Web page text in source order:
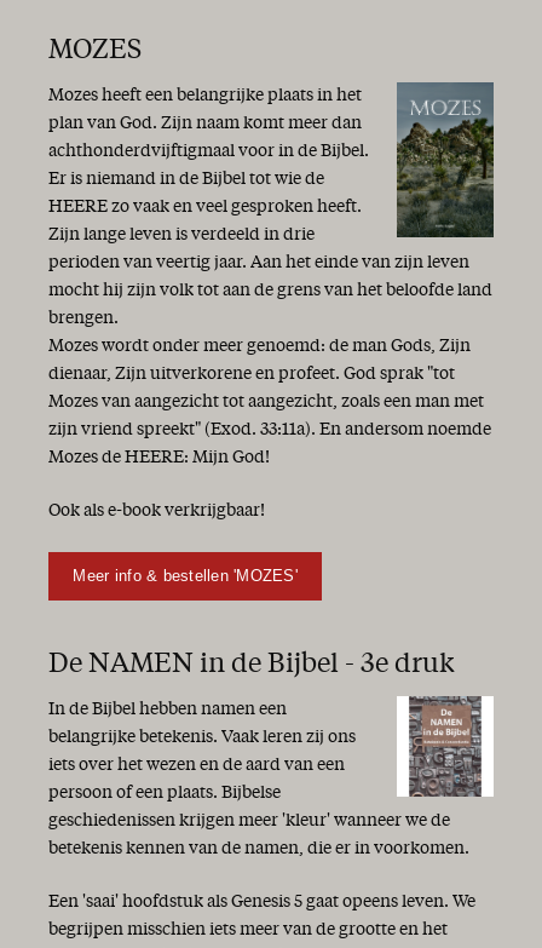
MOZES
Mozes heeft een belangrijke plaats in het
plan van God. Zijn naam komt meer dan
achthonderdvijftigmaal voor in de Bijbel.
Er is niemand in de Bijbel tot wie de
HEERE zo vaak en veel gesproken heeft.
Zijn lange leven is verdeeld in drie
perioden van veertig jaar. Aan het einde van zijn leven
mocht hij zijn volk tot aan de grens van het beloofde land
brengen.
Mozes wordt onder meer genoemd: de man Gods, Zijn
dienaar, Zijn uitverkorene en profeet. God sprak "tot
Mozes van aangezicht tot aangezicht, zoals een man met
zijn vriend spreekt" (Exod. 33:11a). En andersom noemde
Mozes de HEERE: Mijn God!
Ook als e-book verkrijgbaar!
Meer info & bestellen 'MOZES'
De NAMEN in de Bijbel - 3e druk
In de Bijbel hebben namen een
belangrijke betekenis. Vaak leren zij ons
iets over het wezen en de aard van een
persoon of een plaats. Bijbelse
geschiedenissen krijgen meer 'kleur' wanneer we de
betekenis kennen van de namen, die er in voorkomen.
Een 'saai' hoofdstuk als Genesis 5 gaat opeens leven. We
begrijpen misschien iets meer van de grootte en het